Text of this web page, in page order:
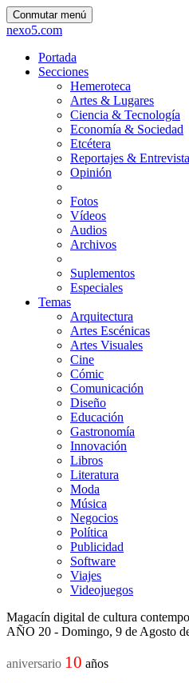
Conmutar menú
nexo5.com
Portada
Secciones
Hemeroteca
Artes & Lugares
Ciencia & Tecnología
Economía & Sociedad
Etcétera
Reportajes &
Opinión
Fotos
Vídeos
Audios
Archivos
Suplementos
Especiales
Temas
Arquitectura
Artes Escénicas
Artes Visuales
Cine
Cómic
Comunicación
Diseño
Educación
Gastronomía
Innovación
Libros
Literatura
Moda
Música
Negocios
Política
Publicidad
Software
Viajes
Videojuegos
Magacín digital de cultura
AÑO 20 - Domingo, 9 de Agosto
aniversario 10 años